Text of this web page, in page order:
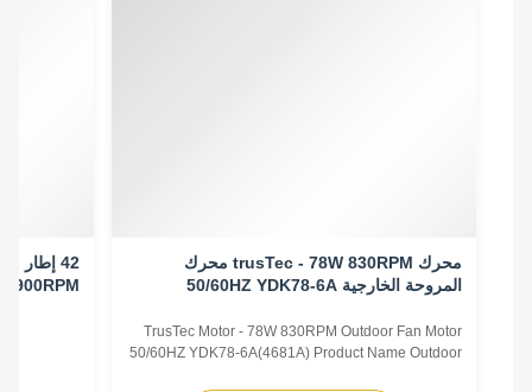
محرك trusTec - 78W 830RPM محرك
المروحة الخارجية 50/60HZ YDK78-6A
TrusTec Motor - 78W 830RPM Outdoor Fan Motor
50/60HZ YDK78-6A(4681A) Product Name Outdoor
900RPM